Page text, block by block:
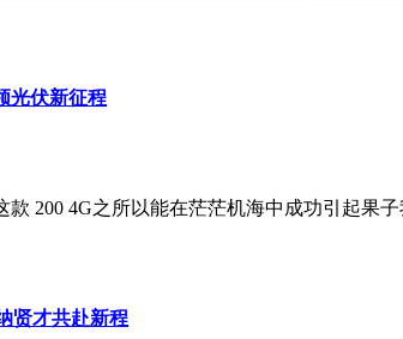
光伏新征程
200 4G之所以能在茫茫机海中成功引起
贤才共赴新程